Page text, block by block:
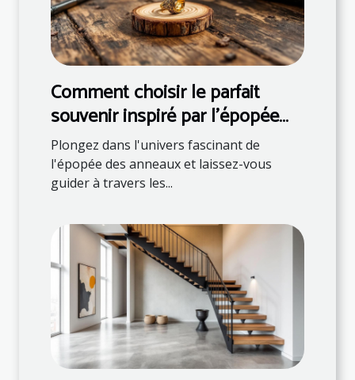
Comment choisir le parfait
souvenir inspiré par l'épopée
des anneaux ?
Plongez dans l'univers fascinant de
l'épopée des anneaux et laissez-vous
guider à travers les...